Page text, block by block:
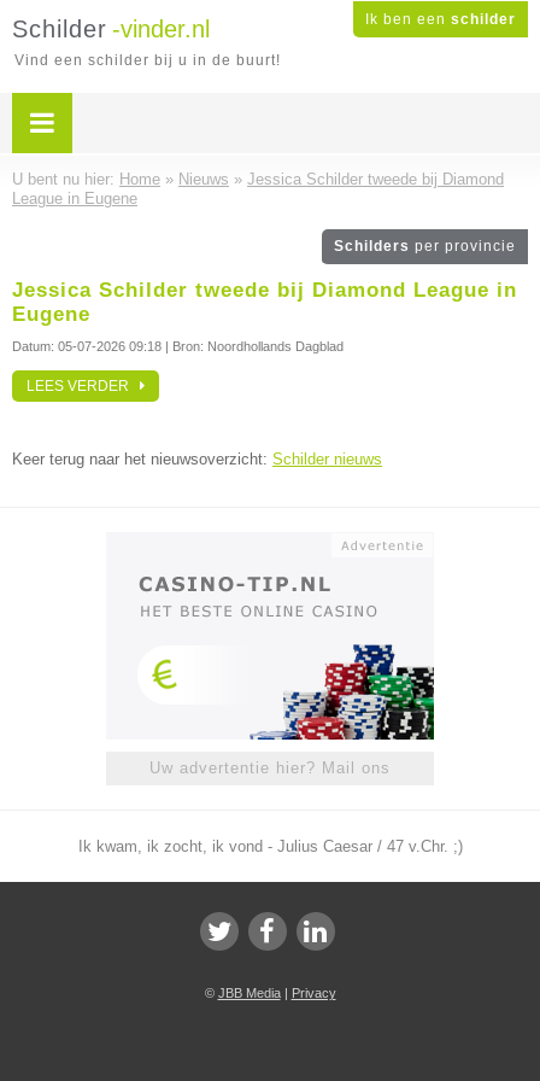
Ik ben een schilder
Schilder -vinder.nl
Vind een schilder bij u in de buurt!
U bent nu hier: Home » Nieuws » Jessica Schilder tweede bij Diamond
League in Eugene
Schilders per provincie
Jessica Schilder tweede bij Diamond League in
Eugene
Datum: 05-07-2026 09:18 | Bron: Noordhollands Dagblad
LEES VERDER
Keer terug naar het nieuwsoverzicht: Schilder nieuws
Uw advertentie hier? Mail ons
Ik kwam, ik zocht, ik vond - Julius Caesar / 47 v.Chr. ;)
© JBB Media| Privacy